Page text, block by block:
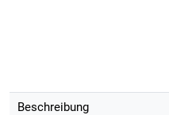
Beschreibung